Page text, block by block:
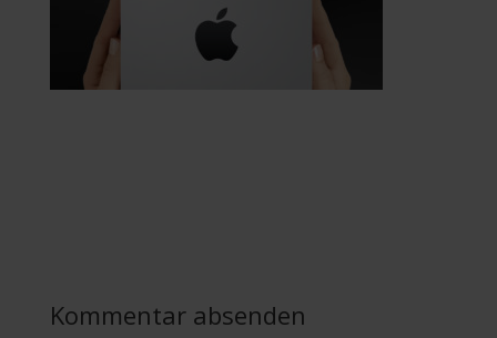
Kommentar absenden